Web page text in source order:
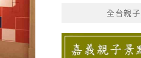
全台親